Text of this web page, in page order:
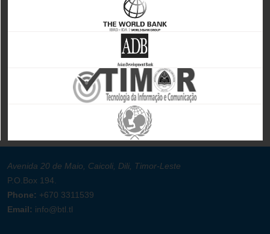
Avenida 20 de Maio, Caicoli, Dili, Timor-Leste
P.O.Box 194.
Phone: +670 3311539
Email: info@btl.tl